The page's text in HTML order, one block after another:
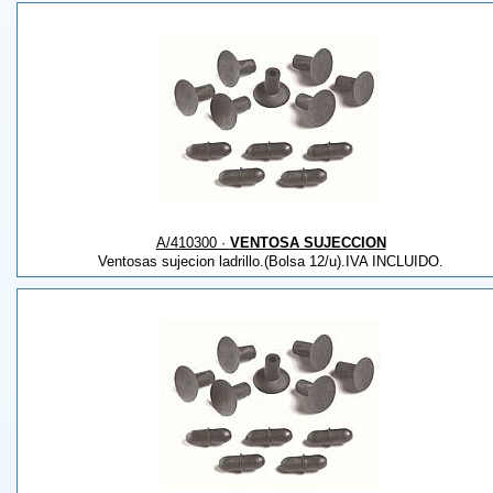
A/410300 · VENTOSA SUJECCION
Ventosas sujecion ladrillo.(Bolsa 12/u).IVA INCLUIDO.